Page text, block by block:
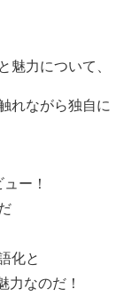
力について、
れながら独自に
ー！
化と
力なのだ！